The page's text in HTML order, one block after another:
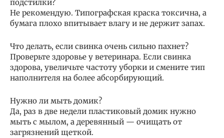
подстилки?
Не рекомендую. Типографская краска токсична, а
бумага плохо впитывает влагу и не держит запах.
Что делать, если свинка очень сильно пахнет?
Проверьте здоровье у ветеринара. Если свинка
здорова, увеличьте частоту уборки и смените тип
наполнителя на более абсорбирующий.
Нужно ли мыть домик?
Да, раз в две недели пластиковый домик нужно
мыть с мылом, а деревянный — очищать от
загрязнений щеткой.